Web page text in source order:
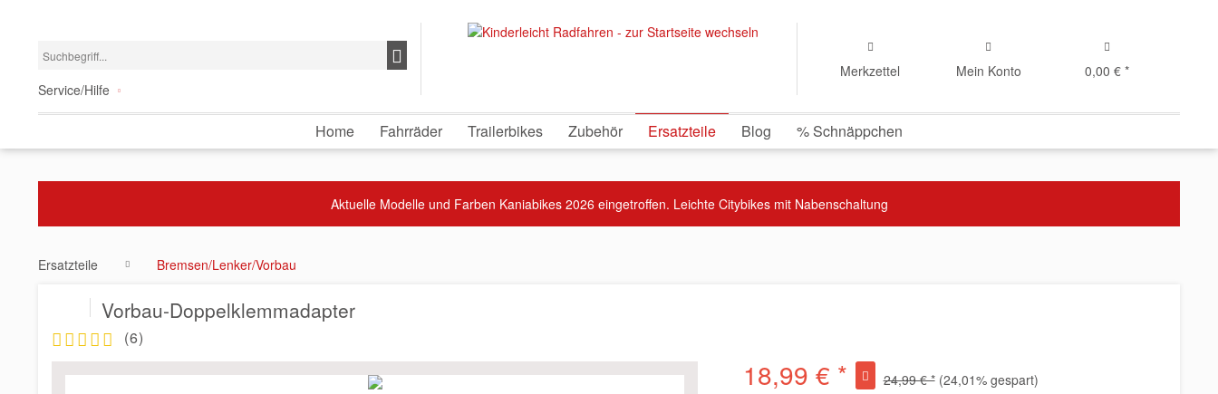
Service/Hilfe
Merkzettel Mein Konto 0,00 € *
Home Fahrräder Trailerbikes Zubehör Ersatzteile Blog % Schnäppchen
Aktuelle Modelle und Farben Kaniabikes 2026 eingetroffen. Leichte Citybikes mit Nabenschaltung
Ersatzteile Bremsen/Lenker/Vorbau
Vorbau-Doppelklemmadapter
(6)
18,99 € * 24,99 € * (24,01% gespart)